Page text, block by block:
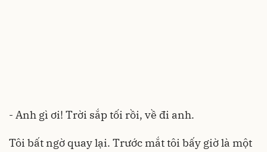
- Anh gì ơi! Trời sắp tối rồi, về đi anh.
Tôi bất ngờ quay lại. Trước mắt tôi bấy giờ là một